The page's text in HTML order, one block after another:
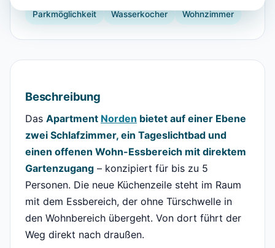
Parkmöglichkeit Wasserkocher Wohnzimmer
Beschreibung
Das Apartment Norden bietet auf einer Ebene
zwei Schlafzimmer, ein Tageslichtbad und
einen offenen Wohn-Essbereich mit direktem
Gartenzugang – konzipiert für bis zu 5
Personen. Die neue Küchenzeile steht im Raum
mit dem Essbereich, der ohne Türschwelle in
den Wohnbereich übergeht. Von dort führt der
Weg direkt nach draußen.